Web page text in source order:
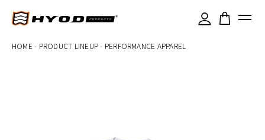
HOME - PRODUCT LINEUP- PERFORMANCE APPAREL ×